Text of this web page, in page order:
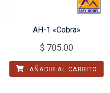
AH-1 «Cobra»
$ 705.00
AÑADIR AL CARRITO